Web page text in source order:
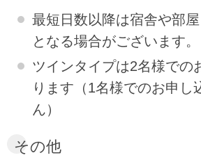
最短日数以降は宿舎や部
となる場合がございます。
ツインタイプは2名様での
ります（1名様でのお申し
ん）
その他